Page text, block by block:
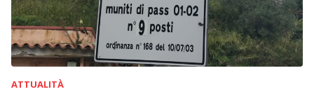
ATTUALITÀ